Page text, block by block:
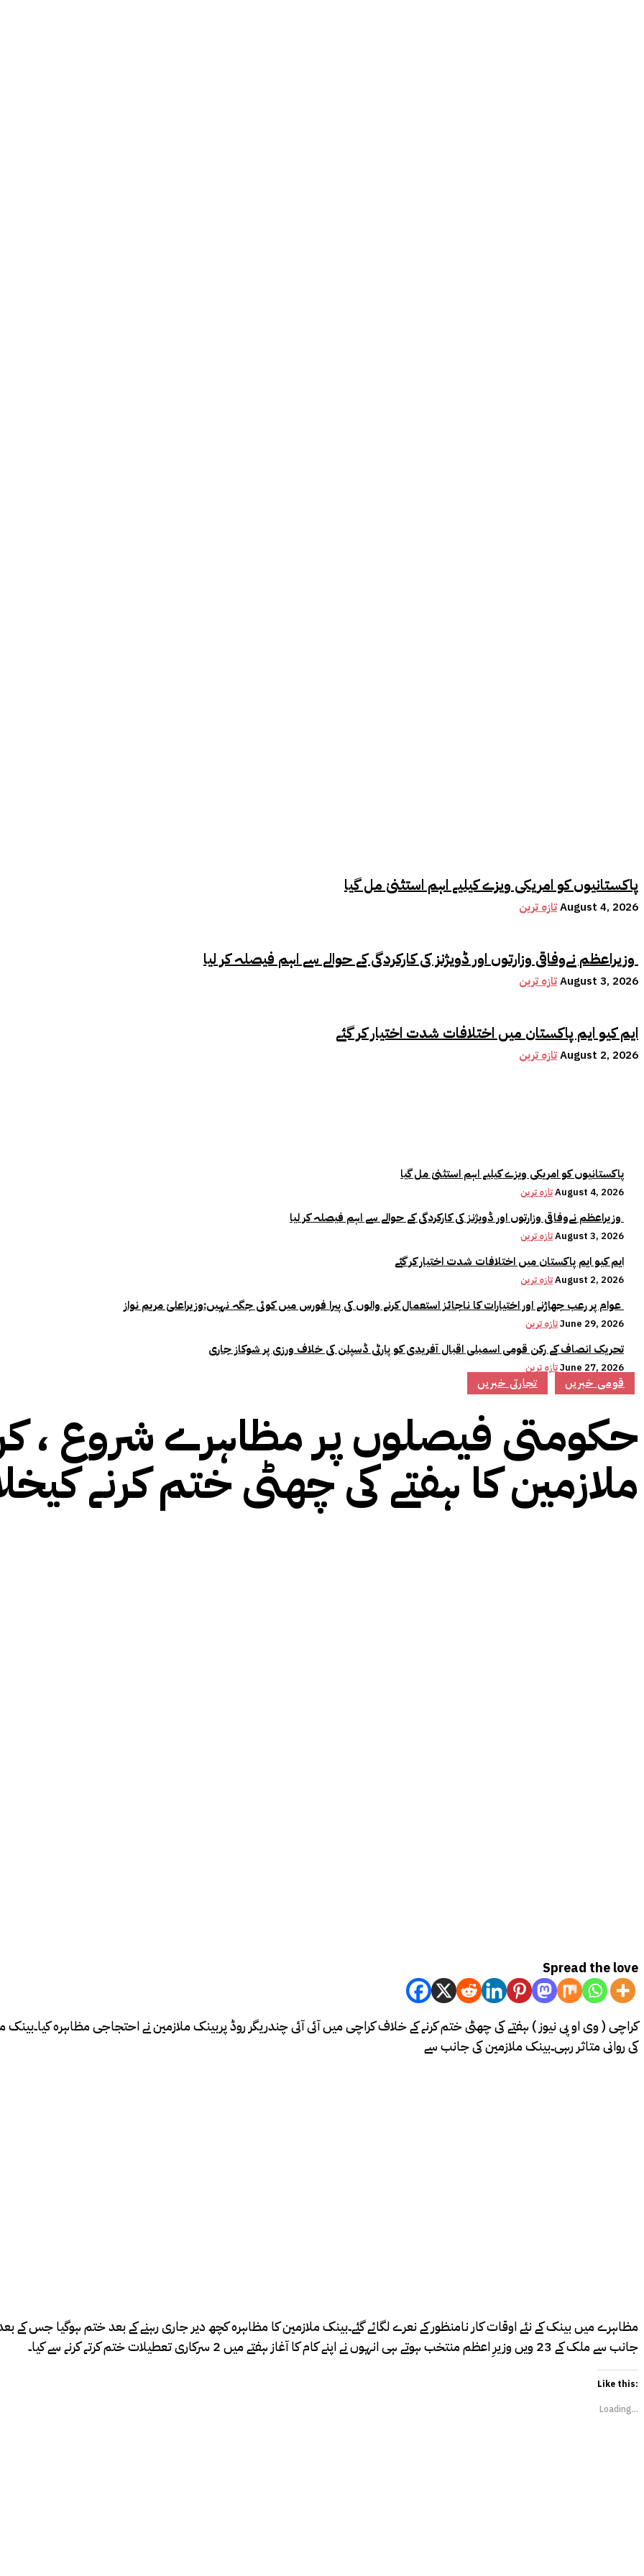
پاکستانیوں کو امریکی ویزے کیلیے اہم استثنیٰ مل گیا
تازہ ترینAugust 4, 2026
وزیراعظم نےوفاقی وزارتوں اور ڈویژنز کی کارکردگی کے حوالے سے اہم فیصلہ کر لیا
تازہ ترینAugust 3, 2026
ایم کیو ایم پاکستان میں اختلافات شدت اختیار کر گئے
تازہ ترینAugust 2, 2026
پاکستانیوں کو امریکی ویزے کیلیے اہم استثنیٰ مل گیا
تازہ ترینAugust 4, 2026
تازہ ترینAugust 3, 2026
ایم کیو ایم پاکستان میں اختلافات شدت اختیار کر گئے
تازہ ترینAugust 2, 2026
تازہ ترینJune 29, 2026
تحریک انصاف کے رکن قومی اسمبلی اقبال آفریدی کو پارٹی ڈسپلن کی خلاف ورزی پر شوکاز جاری
تازہ ترینJune 27, 2026
تجارتی خبریں قومی خبریں
حکومتی فیصلوں پر مظاہرے شروع ،
ملازمین کا ہفتے کی چھٹی ختم کرنے
Spread the love
کراچی ( وی او پی نیوز ) ہفتے کی چھٹی ختم کرنے کے خلاف کراچی میں آئی آئی چندریگر روڈ پربینک ملازمین نے احتجاجی مظاہرہ
کی روانی متاثر رہی۔بینک ملازمین کی جانب سے
مظاہرے میں بینک کے نئے اوقات کار نامنظور کے نعرے لگائے گئے۔بینک ملازمین کا مظاہرہ کچھ دیر جاری رہنے کے بعد ختم ہوگیا جس
جانب سے ملک کے 23 ویں وزیرِ اعظم منتخب ہوتے ہی انہوں نے اپنے کام کا آغاز ہفتے میں 2 سرکاری تعطیلات ختم کرتے کرنے سے کیا۔
Like this:
Loading...